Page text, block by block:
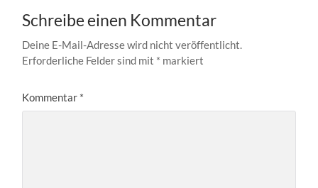
Schreibe einen Kommentar
Deine E-Mail-Adresse wird nicht veröffentlicht.
Erforderliche Felder sind mit * markiert
Kommentar *